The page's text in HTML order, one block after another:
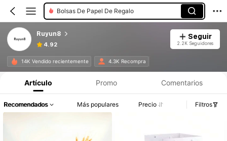
Bolsas De Papel De Regalo
Ruyun8
4.92
Seguir
2.2K Seguidores
14K Vendido recientemente 4.3K Recompra
Artículo Promo Comentarios
Recomendados Más populares Precio Filtros